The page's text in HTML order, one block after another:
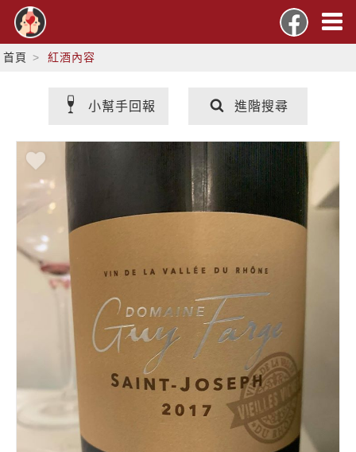
首頁 紅酒內容
小幫手回報 進階搜尋